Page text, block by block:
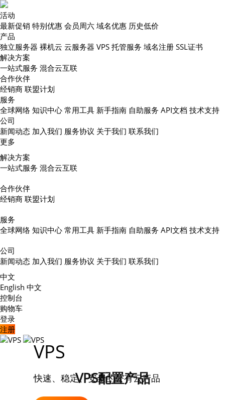
活动
最新促销 特别优惠 会员周六 域名优惠 历史低价
产品
独立服务器 裸机云 云服务器 VPS 托管服务 域名注册 SSL证书
解决方案
一站式服务 混合云互联
合作伙伴
经销商 联盟计划
服务
全球网络 知识中心 常用工具 新手指南 自助服务 API文档 技术支持
公司
新闻动态 加入我们 服务协议 关于我们 联系我们
更多
解决方案
一站式服务 混合云互联
合作伙伴
经销商 联盟计划
服务
全球网络 知识中心 常用工具 新手指南 自助服务 API文档 技术支持
公司
新闻动态 加入我们 服务协议 关于我们 联系我们
中文
English 中文
控制台
购物车
登录
注册
VPS
快速、稳定、安全的公有云产品
VPS配置产品